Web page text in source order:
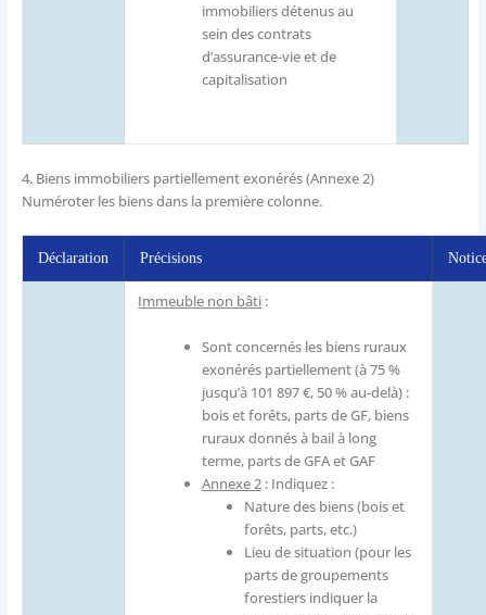
immobiliers détenus au
sein des contrats
d’assurance-vie et de
capitalisation
4.Biens immobiliers partiellement exonérés (Annexe 2)
Numéroter les biens dans la première colonne.
Déclaration Précisions
Immeuble non bâti :
Sont concernés les biens ruraux
exonérés partiellement (à 75 %
jusqu’à 101 897 €, 50 % au-delà) :
bois et forêts, parts de GF, biens
ruraux donnés à bail à long
terme, parts de GFA et GAF
Annexe 2: Indiquez :
Nature des biens (bois et
forêts, parts, etc.)
Lieu de situation (pour les
parts de groupements
forestiers indiquer la